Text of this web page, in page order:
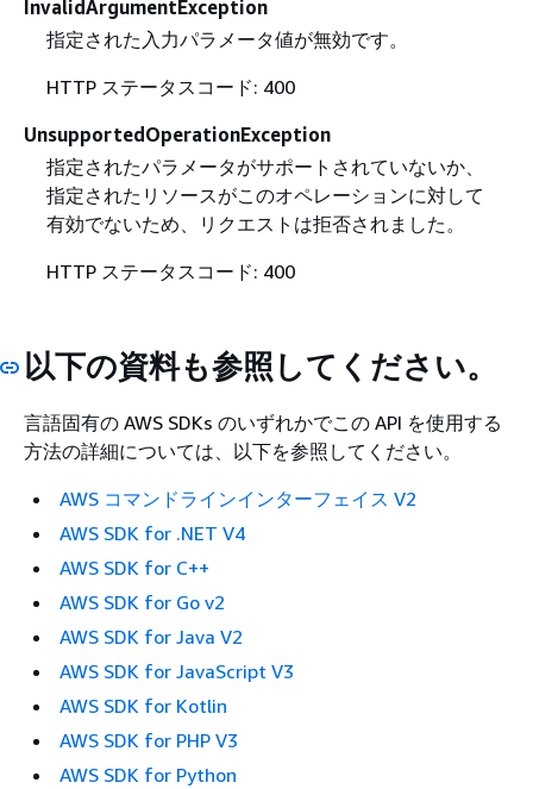
InvalidArgumentException
指定された入力パラメータ値が無効です。
HTTP ステータスコード: 400
UnsupportedOperationException
指定されたパラメータがサポートされていないか、
指定されたリソースがこのオペレーションに対して
有効でないため、リクエストは拒否されました。
HTTP ステータスコード: 400
以下の資料も参照してください。
言語固有の AWS SDKs のいずれかでこの API を使用する
方法の詳細については、以下を参照してください。
AWS コマンドラインインターフェイス V2
AWS SDK for .NET V4
AWS SDK for C++
AWS SDK for Go v2
AWS SDK for Java V2
AWS SDK for JavaScript V3
AWS SDK for Kotlin
AWS SDK for PHP V3
AWS SDK for Python